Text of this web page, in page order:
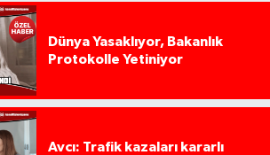
Dünya Yasaklıyor, Bakanlık
Protokolle Yetiniyor
Avcı: Trafik kazaları kararlı